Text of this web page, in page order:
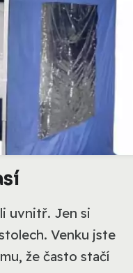
uvnitř. Jen si
Venku jste
že často stačí